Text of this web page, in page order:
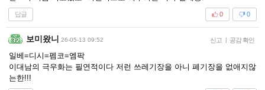
답글 0
0
보미왔니 26-05-13 09:52 신고 | 공감 확인
일베=디시=펨코=엠팍
이대남의 극우화는 필연적이다 저런 쓰레기장을 아니 폐기장을 없애지않
는한!!!